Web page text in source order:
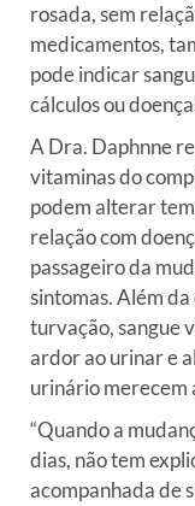
rosada, sem
medicamentos,
pode indicar
cálculos ou
A Dra. Daphnne
vitaminas do
podem alterar
relação com
passageiro da
sintomas. Além
turvação, sangue
ardor ao urinar e
urinário merecem
“Quando a
dias, não tem
acompanhada de